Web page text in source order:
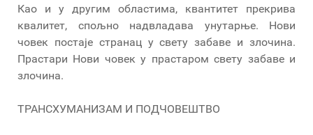
Као и у другим областима, квантитет прекрива
квалитет, спољно надвладава унутарње. Нови
човек постаје странац у свету забаве и злочина.
Прастари Нови човек у прастаром свету забаве и
злочина.
ТРАНСХУМАНИЗАМ И ПОДЧОВЕШТВО